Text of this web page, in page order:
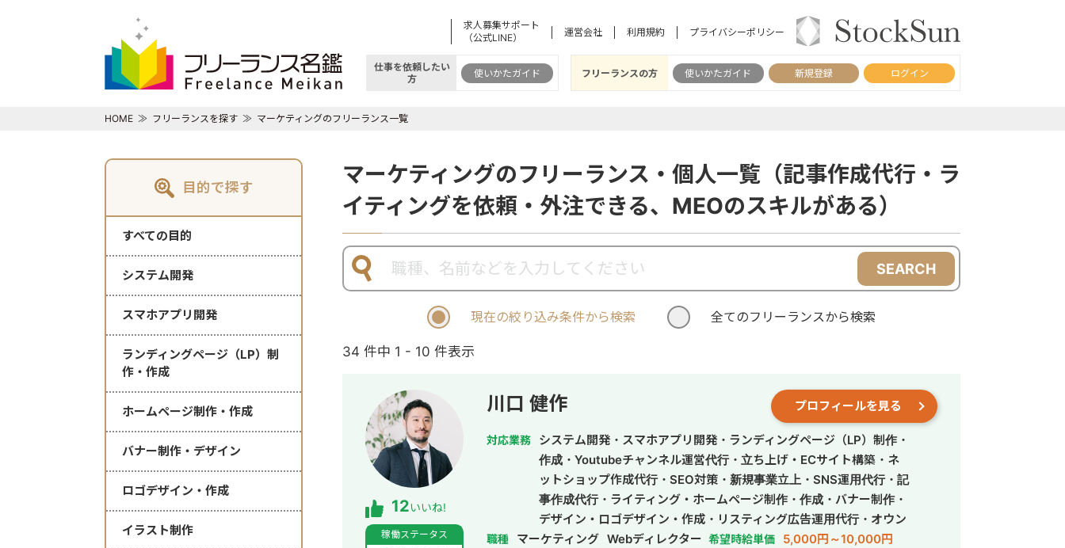
求人募集サポート
（公式LINE）
運営会社 利用規約 プライバシーポリシー
仕事を依頼したい
方
使いかたガイド フリーランスの方 使いかたガイド 新規登録 ログイン
HOME フリーランスを探す マーケティングのフリーランス一覧
目的で探す
すべての目的
システム開発
スマホアプリ開発
ランディングページ（LP）制
作・作成
ホームページ制作・作成
バナー制作・デザイン
ロゴデザイン・作成
イラスト制作
マーケティングのフリーランス・個人一覧（記事作成代行・ラ
イティングを依頼・外注できる、MEOのスキルがある）
SEARCH
現在の絞り込み条件から検索 全てのフリーランスから検索
34 件中 1 - 10 件表示
12いいね!
稼働ステータス
川口 健作 プロフィールを見る
対応業務
システム開発・スマホアプリ開発・ランディングページ（LP）制作・
作成・Youtubeチャンネル運営代行・立ち上げ・ECサイト構築・ネ
ットショップ作成代行・SEO対策・新規事業立上・SNS運用代行・記
事作成代行・ライティング・ホームページ制作・作成・バナー制作・
デザイン・ロゴデザイン・作成・リスティング広告運用代行・オウン
ドメディア制作・構築・運用代行・動画制作・動画編集・営業代行
職種 マーケティング Webディレクター 希望時給単価 5,000円～10,000円